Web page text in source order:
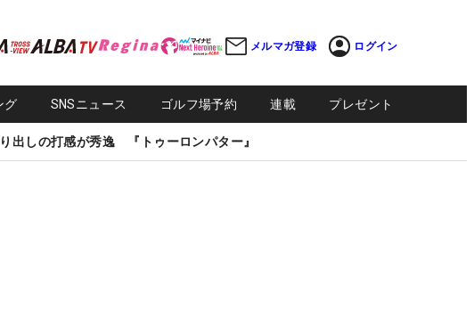
メルマガ登録 ログイン
グ SNSニュース ゴルフ場予約 連載 プレゼント
出しの打感が秀逸 『トゥーロンパター』